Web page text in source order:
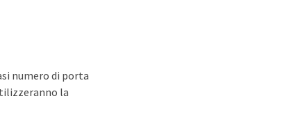
numero di porta
la